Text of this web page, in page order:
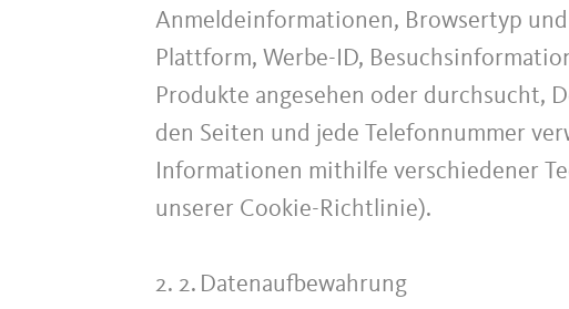
Anmeldeinformationen, Browsertyp
Plattform, Werbe-ID,
Produkte angesehen oder durchsucht,
den Seiten und jede Telefonnummer
Informationen mithilfe verschiedener
unserer Cookie-Richtlinie).
2. 2. Datenaufbewahrung